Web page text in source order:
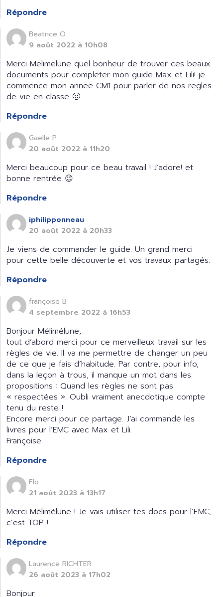
Répondre
Beatrice O
9 août 2022 à 10h08
Merci Melimelune quel bonheur de trouver ces beaux
documents pour completer mon guide Max et Lili! je
commence mon annee CM1 pour parler de nos regles
de vie en classe 🙂
Répondre
Gaëlle P
20 août 2022 à 11h20
Merci beaucoup pour ce beau travail ! J’adore! et
bonne rentrée 😉
Répondre
iphilipponneau
20 août 2022 à 20h33
Je viens de commander le guide. Un grand merci
pour cette belle découverte et vos travaux partagés.
Répondre
françoise B
4 septembre 2022 à 16h53
Bonjour Mélimélune,
tout d’abord merci pour ce merveilleux travail sur les
règles de vie. Il va me permettre de changer un peu
de ce que je fais d’habitude. Par contre, pour info,
dans la leçon à trous, il manque un mot dans les
propositions : Quand les règles ne sont pas
« respectées ». Oubli vraiment anecdotique compte
tenu du reste !
Encore merci pour ce partage. J’ai commandé les
livres pour l’EMC avec Max et Lili.
Françoise
Répondre
Flo
21 août 2023 à 13h17
Merci Mélimélune ! Je vais utiliser tes docs pour l’EMC,
c’est TOP !
Répondre
Laurence RICHTER
26 août 2023 à 17h02
Bonjour